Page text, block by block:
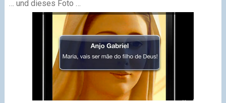
… und dieses Foto …